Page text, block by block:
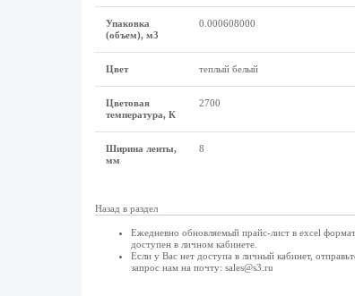
Упаковка
(объем), м3
0.000608000
Цвет теплый белый
Цветовая
температура, К
2700
Ширина ленты,
мм
8
Назад в раздел
Ежедневно обновляемый прайс-лист в excel
доступен в личном кабинете.
Если у Вас нет доступа в личный кабинет,
запрос нам на почту: sales@s3.ru